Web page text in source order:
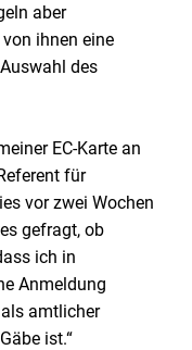
aber
ihnen eine
des
EC-Karte an
für
vor zwei Wochen
gefragt, ob
ich in
Anmeldung
amtlicher
ist.“